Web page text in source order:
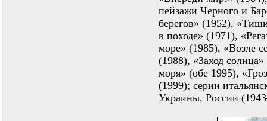
пейзажи Черного и
берегов» (1952),
в походе» (1971),
море» (1985), «Возле
(1988), «Заход
моря» (обе 1995),
(1999); серии
Украины, России